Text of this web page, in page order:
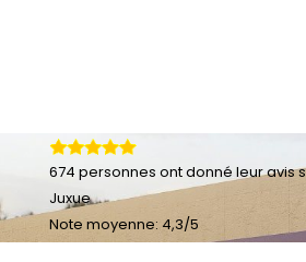
674 personnes ont donné leuravis
Juxue
Note moyenne: 4,3/5